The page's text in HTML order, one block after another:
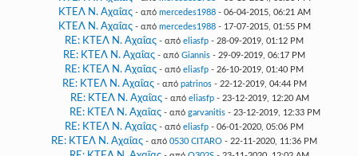
ΚΤΕΛ Ν. Αχαΐας - από mercedes1988- 06-04-2015, 06:21 AM
ΚΤΕΛ Ν. Αχαΐας - από mercedes1988- 17-07-2015, 01:55 PM
RE: ΚΤΕΛ Ν. Αχαΐας - από eliasfp - 28-09-2019, 01:12 PM
RE: ΚΤΕΛ Ν. Αχαΐας - από Giannis - 29-09-2019, 06:17 PM
RE: ΚΤΕΛ Ν. Αχαΐας - από eliasfp - 26-10-2019, 01:40 PM
RE: ΚΤΕΛ Ν. Αχαΐας - από patrinos- 22-12-2019, 04:44 PM
RE: ΚΤΕΛ Ν. Αχαΐας - από eliasfp- 23-12-2019, 12:20 AM
RE: ΚΤΕΛ Ν. Αχαΐας - από garvanitis- 23-12-2019, 12:33 PM
RE: ΚΤΕΛ Ν. Αχαΐας - από eliasfp - 06-01-2020, 05:06 PM
RE: ΚΤΕΛ Ν. Αχαΐας - από 0530 CITARO - 22-11-2020, 11:36 PM